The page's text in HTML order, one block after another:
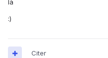
là
:)
Citer